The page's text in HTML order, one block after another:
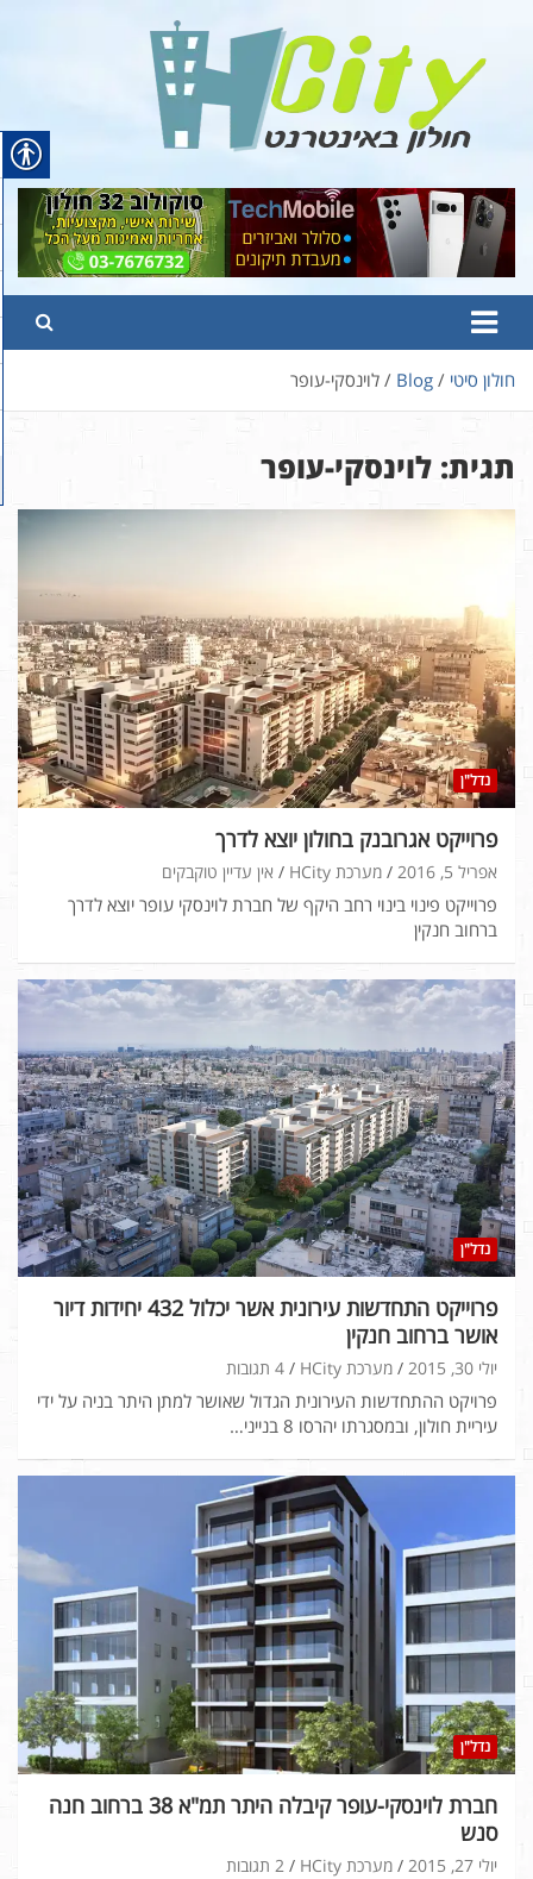
content
Hcity – חולון באינטרנט
פורטל החדשות והמידע של חולון
חולון סיטי Blog לוינסקי-עופר
תגית: לוינסקי-עופר
נדל"ן
פרוייקט אגרובנק בחולון יוצא לדרך
אפריל 5, 2016 מערכת HCity אין עדיין טוקבקים
פרוייקט פינוי בינוי רחב היקף של חברת לוינסקי עופר יוצא לדרך
ברחוב חנקין
נדל"ן
פרוייקט התחדשות עירונית אשר יכלול 432 יחידות דיור
אושר ברחוב חנקין
יולי 30, 2015 מערכת HCity 4 תגובות
פרויקט ההתחדשות העירונית הגדול שאושר למתן היתר בניה על ידי
עיריית חולון, ובמסגרתו יהרסו 8 בנייני…
נדל"ן
חברת לוינסקי-עופר קיבלה היתר תמ"א 38 ברחוב חנה
סנש
יולי 27, 2015 מערכת HCity 2 תגובות